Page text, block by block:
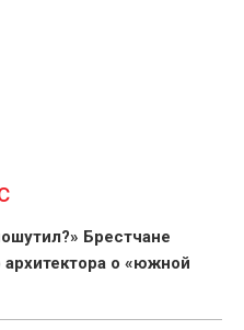
Брестчане
о «южной